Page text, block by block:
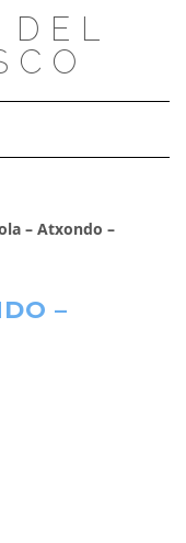
DEL
de navegación
– Atxondo –
–